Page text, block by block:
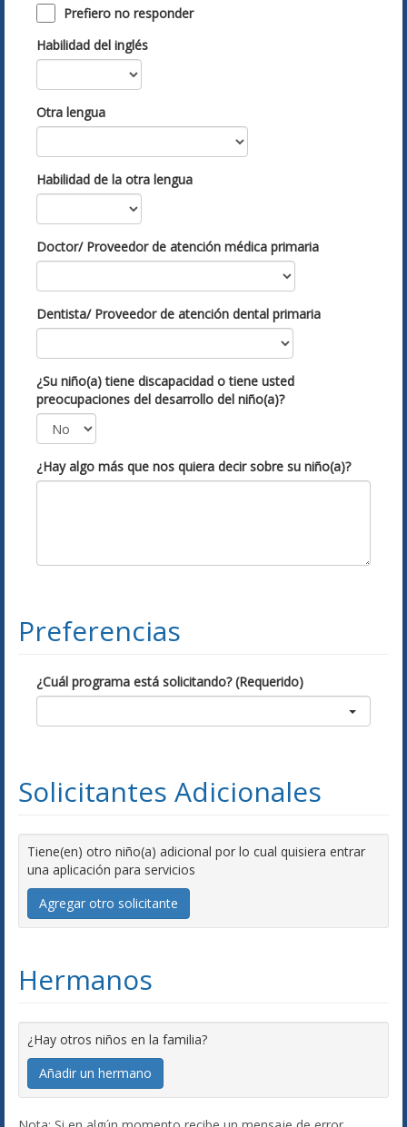
Prefiero no responder
Habilidad del inglés
Otra lengua
Habilidad de la otra lengua
Doctor/ Proveedor de atención médica primaria
Dentista/ Proveedor de atención dental primaria
¿Su niño(a) tiene discapacidad o tiene usted
preocupaciones del desarrollo del niño(a)?
¿Hay algo más que nos quiera decir sobre su niño(a)?
Preferencias
¿Cuál programa está solicitando? (Requerido)
Solicitantes Adicionales
Tiene(en) otro niño(a) adicional por lo cual quisiera entrar
una aplicación para servicios
Agregar otro solicitante
Hermanos
¿Hay otros niños en la familia?
Añadir un hermano